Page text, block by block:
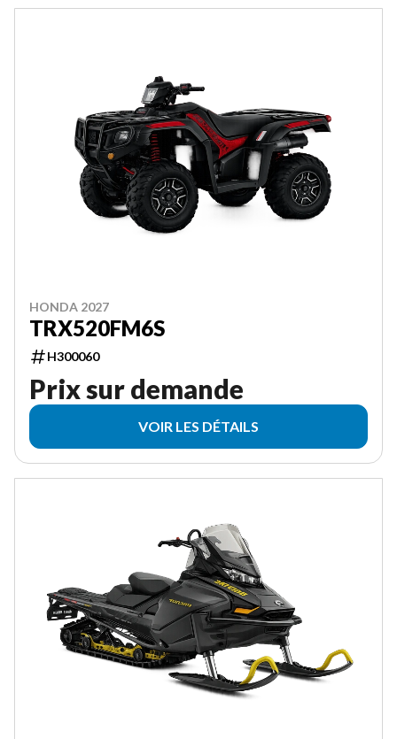
HONDA 2027
TRX520FM6S
H300060
Prix sur demande
VOIR LES DÉTAILS